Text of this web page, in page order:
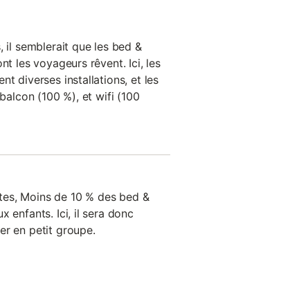
il semblerait que les bed &
les voyageurs rêvent. Ici, les
diverses installations, et les
(100 %), et wifi (100
Moins de 10 % des bed &
enfants. Ici, il sera donc
en petit groupe.